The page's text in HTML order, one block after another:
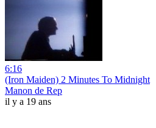
6:16
(Iron Maiden) 2 Minutes To Midnight
Manon de Rep
il y a 19 ans